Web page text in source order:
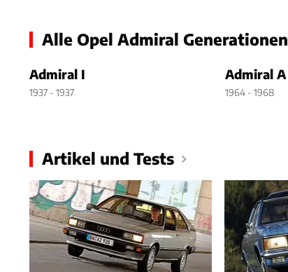
Alle Opel Admiral Generationen
Admiral I
1937 - 1937
Admiral A
1964 - 1968
Artikel und Tests